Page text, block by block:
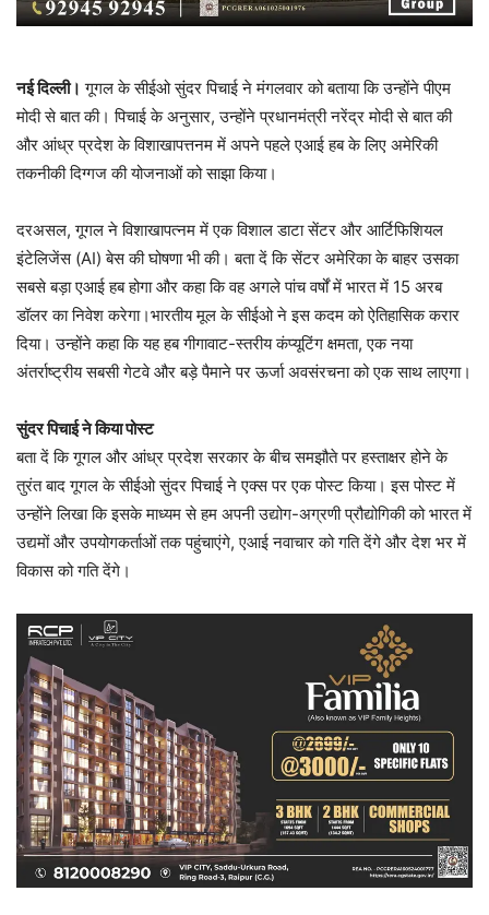
नई दिल्ली। गूगल के सीईओ सुंदर पिचाई ने मंगलवार को बताया कि उन्होंने पीएम
मोदी से बात की। पिचाई के अनुसार, उन्होंने प्रधानमंत्री नरेंद्र मोदी से बात की
और आंध्र प्रदेश के विशाखापत्तनम में अपने पहले एआई हब के लिए अमेरिकी
तकनीकी दिग्गज की योजनाओं को साझा किया।
दरअसल, गूगल ने विशाखापत्नम में एक विशाल डाटा सेंटर और आर्टिफिशियल
इंटेलिजेंस (AI) बेस की घोषणा भी की। बता दें कि सेंटर अमेरिका के बाहर उसका
सबसे बड़ा एआई हब होगा और कहा कि वह अगले पांच वर्षों में भारत में 15 अरब
डॉलर का निवेश करेगा।भारतीय मूल के सीईओ ने इस कदम को ऐतिहासिक करार
दिया। उन्होंने कहा कि यह हब गीगावाट-स्तरीय कंप्यूटिंग क्षमता, एक नया
अंतर्राष्ट्रीय सबसी गेटवे और बड़े पैमाने पर ऊर्जा अवसंरचना को एक साथ लाएगा।
सुंदर पिचाई ने किया पोस्ट
बता दें कि गूगल और आंध्र प्रदेश सरकार के बीच समझौते पर हस्ताक्षर होने के
तुरंत बाद गूगल के सीईओ सुंदर पिचाई ने एक्स पर एक पोस्ट किया। इस पोस्ट में
उन्होंने लिखा कि इसके माध्यम से हम अपनी उद्योग-अग्रणी प्रौद्योगिकी को भारत में
उद्यमों और उपयोगकर्ताओं तक पहुंचाएंगे, एआई नवाचार को गति देंगे और देश भर में
विकास को गति देंगे।